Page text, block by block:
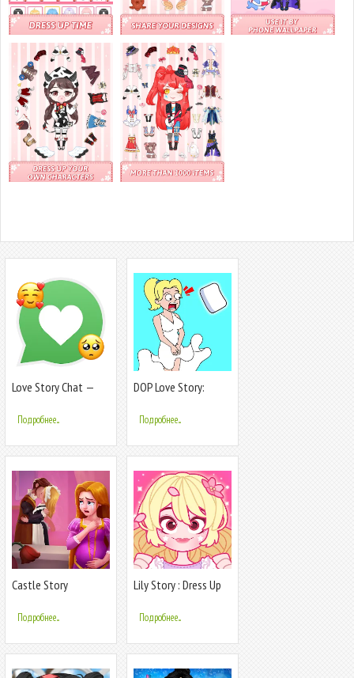
Love Story Chat —
Подробнее...
DOP Love Story:
Подробнее...
Castle Story
Подробнее...
Lily Story : Dress Up
Подробнее...